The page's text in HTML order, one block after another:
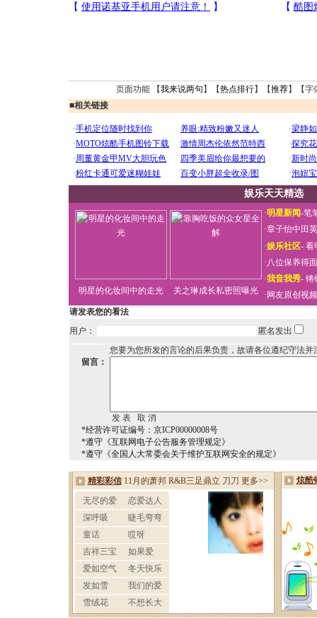
页面功能 【我来说两句 】【热点排行】【推荐】【字
■相关链接
娱乐天天精选
明星的化妆间中的走光 关之琳成长私密照曝光
·明星新闻-笔
·章子怡中田
·娱乐社区- 看
·八位保养得
·我音我秀- 锵
· 网友原创视
请发表您的看法
用户：
匿名发出
您要为您所发的言论的后果负责，故请各位遵纪守法并
留言：
*经营许可证编号：京ICP00000008号
*遵守《互联网电子公告服务管理规定》
*遵守《全国人大常委会关于维护互联网安全的规定》